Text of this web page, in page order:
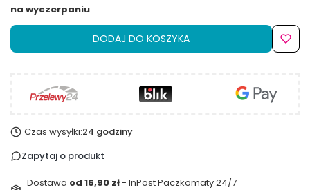
na wyczerpaniu
DODAJ DO KOSZYKA
Czas wysyłki:24 godziny
Zapytaj o produkt
Dostawa od 16,90 zł- InPost Paczkomaty 24/7